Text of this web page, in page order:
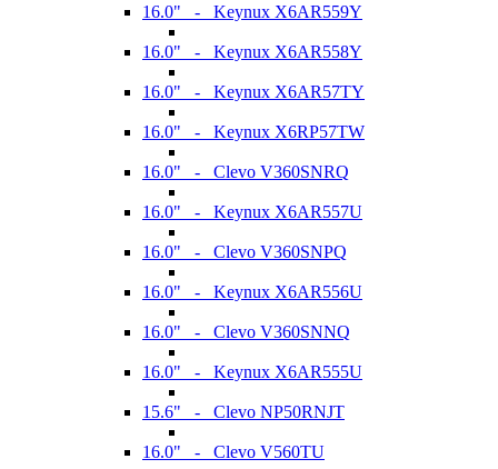
16.0" - Keynux X6AR559Y
16.0" - Keynux X6AR558Y
16.0" - Keynux X6AR57TY
16.0" - Keynux X6RP57TW
16.0" - Clevo V360SNRQ
16.0" - Keynux X6AR557U
16.0" - Clevo V360SNPQ
16.0" - Keynux X6AR556U
16.0" - Clevo V360SNNQ
16.0" - Keynux X6AR555U
15.6" - Clevo NP50RNJT
16.0" - Clevo V560TU